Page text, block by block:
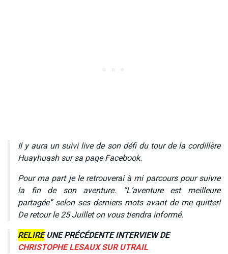
Il y aura un suivi live de son défi du tour de la cordillère
Huayhuash sur sa page Facebook.
Pour ma part je le retrouverai à mi parcours pour suivre
la fin de son aventure. “L’aventure est meilleure
partagée” selon ses derniers mots avant de me quitter!
De retour le 25 Juillet on vous tiendra informé.
RELIREUNE PRÉCÉDENTE INTERVIEW DE
CHRISTOPHE LESAUX SUR UTRAIL